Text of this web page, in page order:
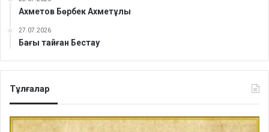
Ахметов Бөрбек Ахметұлы
27.07.2026
Бағы тайған Бестау
Тұлғалар